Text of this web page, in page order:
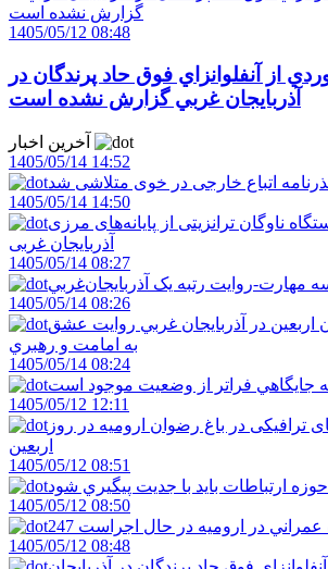
1405/05/12 08:48
از آنفلوانزاي فوق حاد پرندگان در
آذربايجان غربي گزارش نشده است
1405/05/14 14:52
اتباع خارجی در خوی متلاشی شد
1405/05/14 14:50
دستگاه ناوگان ترانزیتی از پایانه‌های مرزی
آذربایجان ‌غربی
1405/05/14 08:27
مهارت-روايت رتبه يک آذربايجان‌غربي
1405/05/14 08:26
اربعين در آذربايجان غربي روايت عشق
به امامت و رهبري
1405/05/14 08:24
جايگاهي فراتر از وضعيت موجود است
1405/05/12 12:11
ترافیکی در باغ رضوان ارومیه در روز
اربعین
1405/05/12 08:51
ارتباطات بايد با جديت پيگيري شود
1405/05/12 08:50
عمراني در اروميه در حال اجراست
1405/05/12 08:48